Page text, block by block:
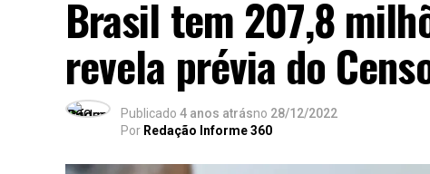
Brasil tem 207,8
revela prévia do
Publicado 4 anos atrásno 28/12/2022
Por Redação Informe 360